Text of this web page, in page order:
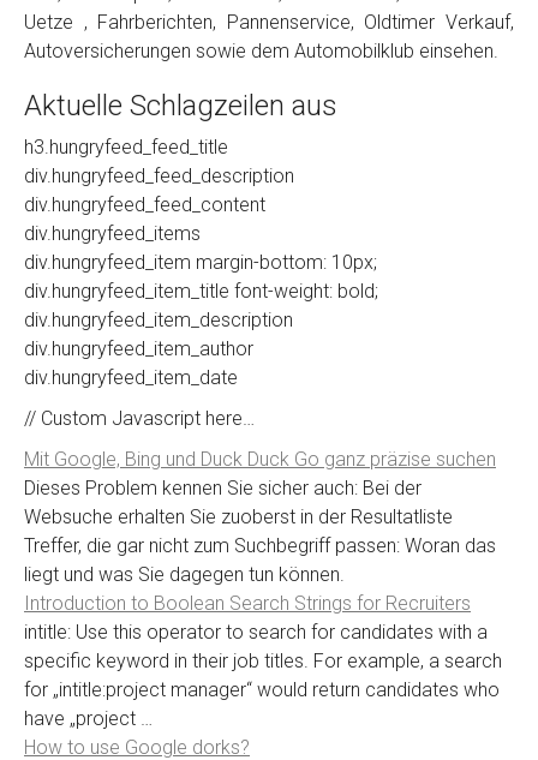
Uetze , Fahrberichten, Pannenservice, Oldtimer Verkauf,
Autoversicherungen sowie dem Automobilklub einsehen.
Aktuelle Schlagzeilen aus
h3.hungryfeed_feed_title
div.hungryfeed_feed_description
div.hungryfeed_feed_content
div.hungryfeed_items
div.hungryfeed_item margin-bottom: 10px;
div.hungryfeed_item_title font-weight: bold;
div.hungryfeed_item_description
div.hungryfeed_item_author
div.hungryfeed_item_date
// Custom Javascript here…
Mit Google, Bing und Duck Duck Go ganz präzise suchen
Dieses Problem kennen Sie sicher auch: Bei der
Websuche erhalten Sie zuoberst in der Resultatliste
Treffer, die gar nicht zum Suchbegriff passen: Woran das
liegt und was Sie dagegen tun können.
Introduction to Boolean Search Strings for Recruiters
intitle: Use this operator to search for candidates with a
specific keyword in their job titles. For example, a search
for „intitle:project manager“ would return candidates who
have „project …
How to use Google dorks?